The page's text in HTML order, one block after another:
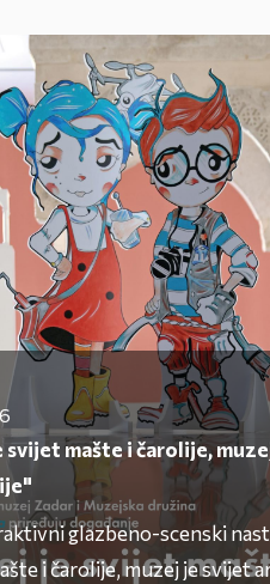
svijet mašte i čarolije,
glazbeno-scenski
i čarolije, muzej je svijet